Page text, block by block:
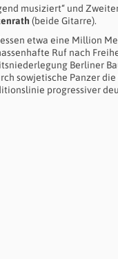
musiziert“ und
(beide Gitarre).
etwa eine Million
Ruf nach
Berliner
sowjetische Panzer die
progressiver